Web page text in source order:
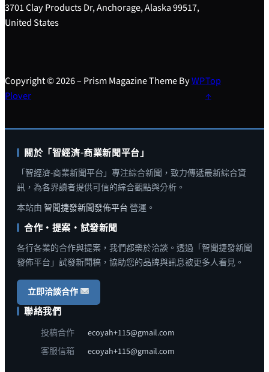
3701 Clay Products Dr, Anchorage, Alaska 99517,
United States
Copyright © 2026 – Prism Magazine Theme ByWP
Plover
Top
↑
關於「智經濟-商業新聞平台」
「智經濟-商業新聞平台」專注綜合新聞，致力傳遞最新綜合資
訊，為各界讀者提供可信的綜合觀點與分析。
本站由 智聞捷發新聞發佈平台 營運。
合作・提案・試發新聞
各行各業的合作與提案，我們都樂於洽談。透過「智聞捷發新聞
發佈平台」試發新聞稿，協助您的品牌與訊息被更多人看見。
立即洽談合作
聯絡我們
投稿合作
ecoyah+115@gmail.com
客服信箱
ecoyah+115@gmail.com